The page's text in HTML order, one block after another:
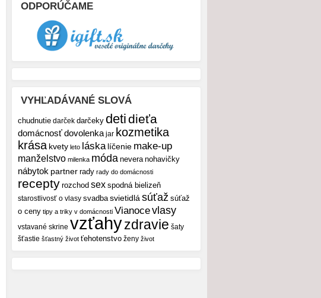
ODPORÚČAME
VYHĽADÁVANÉ SLOVÁ
chudnutie darček darčeky detidieťa
domácnosťdovolenka jar kozmetika
krása kvety leto láska líčenie make-up
manželstvo milenka móda nevera nohavičky
nábytok partner rady rady do domácnosti
recepty rozchod sex spodná bielizeň
starostlivosť o vlasy svadba svietidlá súťaž súťaž
o ceny tipy a triky v domácnosti Vianocevlasy
vstavané skrine vzťahyzdravie šaty
šťastie šťastný život ťehotenstvo ženy život